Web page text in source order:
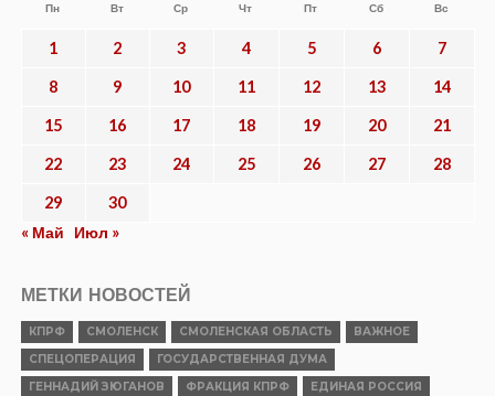
Пн Вт Ср Чт Пт Сб Вс
1 2 3 4 5 6 7
8 9 10 11 12 13 14
15 16 17 18 19 20 21
22 23 24 25 26 27 28
29
30
« Май
Июл »
МЕТКИ НОВОСТЕЙ
КПРФ СМОЛЕНСК СМОЛЕНСКАЯ ОБЛАСТЬ
ВАЖНОЕ
СПЕЦОПЕРАЦИЯ
ГОСУДАРСТВЕННАЯ ДУМА
ГЕННАДИЙ ЗЮГАНОВ
ФРАКЦИЯ КПРФ
ЕДИНАЯ РОССИЯ